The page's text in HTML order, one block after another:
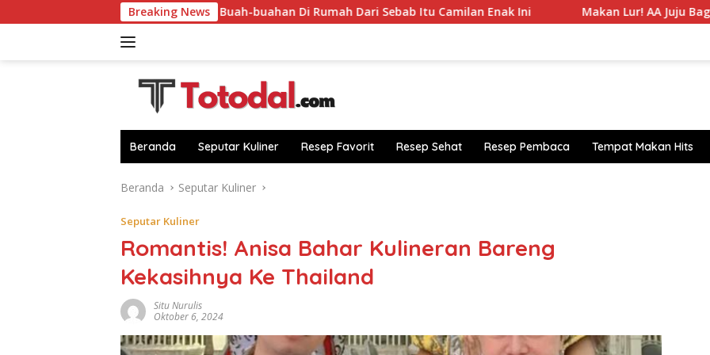
ke
Breaking News
Sulap Buah-buahan Di Rumah Dari Sebab Itu Camilan Enak Ini Makan Lur! AA Juju Bagikan Daftar 5
Beranda Seputar Kuliner Resep Favorit Resep Sehat Resep Pembaca Tempat Makan Hits
Beranda Seputar Kuliner
Seputar Kuliner
Romantis! Anisa Bahar Kulineran Bareng
Kekasihnya Ke Thailand
Situ Nurulis
Oktober 6, 2024